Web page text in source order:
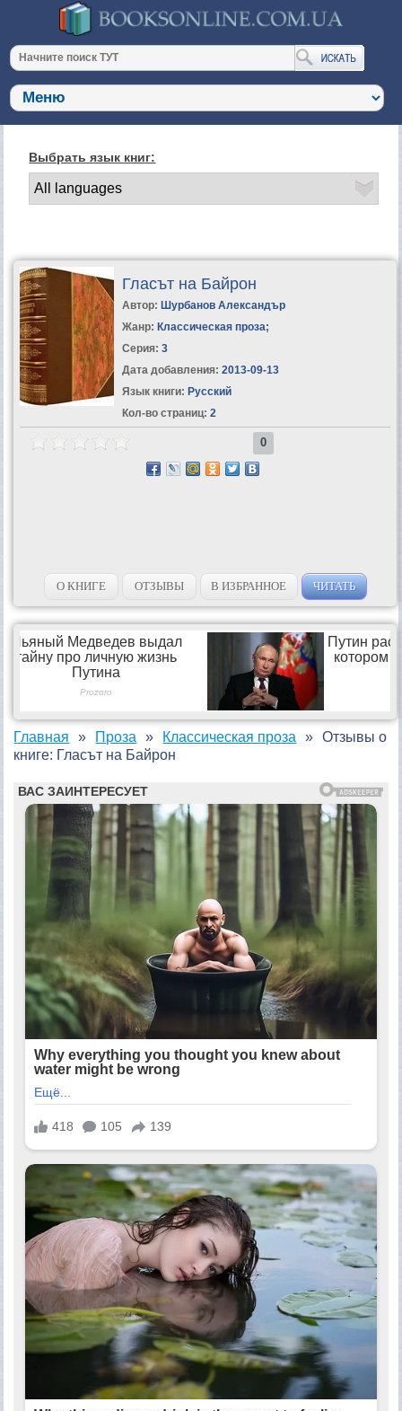
Выбрать язык книг:
Гласът на Байрон
Автор: Шурбанов Александър
Жанр: Классическая проза;
Серия: 3
Дата добавления: 2013-09-13
Язык книги: Русский
Кол-во страниц: 2
0
О КНИГЕ ОТЗЫВЫ В ИЗБРАННОЕ ЧИТАТЬ
Главная Проза Классическая проза
Отзывы о
книге: Гласът на Байрон